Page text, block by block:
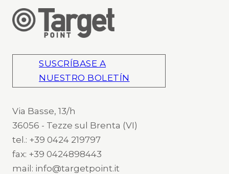
SUSCRÍBASE A
NUESTRO BOLETÍN
Via Basse, 13/h
36056 - Tezze sul Brenta (VI)
tel.: +39 0424 219797
fax: +39 0424898443
mail: info@targetpoint.it